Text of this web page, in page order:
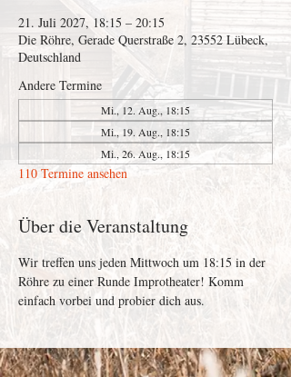
21. Juli 2027, 18:15 – 20:15
Die Röhre, Gerade Querstraße 2, 23552 Lübeck,
Deutschland
Andere Termine
Mi., 12. Aug., 18:15
Mi., 19. Aug., 18:15
Mi., 26. Aug., 18:15
110 Termine ansehen
Über die Veranstaltung
Wir treffen uns jeden Mittwoch um 18:15 in der
Röhre zu einer Runde Improtheater! Komm
einfach vorbei und probier dich aus.